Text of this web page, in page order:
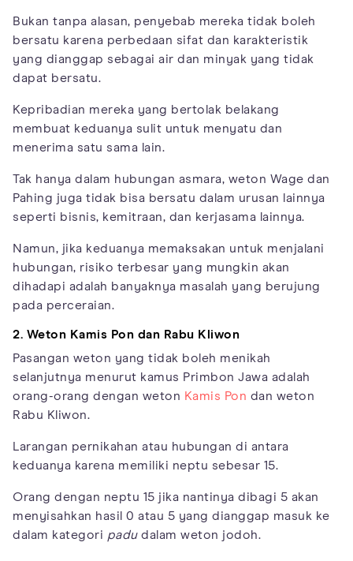
Bukan tanpa alasan, penyebab mereka tidak boleh
bersatu karena perbedaan sifat dan karakteristik
yang dianggap sebagai air dan minyak yang tidak
dapat bersatu.
Kepribadian mereka yang bertolak belakang
membuat keduanya sulit untuk menyatu dan
menerima satu sama lain.
Tak hanya dalam hubungan asmara, weton Wage dan
Pahing juga tidak bisa bersatu dalam urusan lainnya
seperti bisnis, kemitraan, dan kerjasama lainnya.
Namun, jika keduanya memaksakan untuk menjalani
hubungan, risiko terbesar yang mungkin akan
dihadapi adalah banyaknya masalah yang berujung
pada perceraian.
2. Weton Kamis Pon dan Rabu Kliwon
Pasangan weton yang tidak boleh menikah
selanjutnya menurut kamus Primbon Jawa adalah
orang-orang dengan weton Kamis Pon dan weton
Rabu Kliwon.
Larangan pernikahan atau hubungan di antara
keduanya karena memiliki neptu sebesar 15.
Orang dengan neptu 15 jika nantinya dibagi 5 akan
menyisahkan hasil 0 atau 5 yang dianggap masuk ke
dalam kategori padudalam weton jodoh.